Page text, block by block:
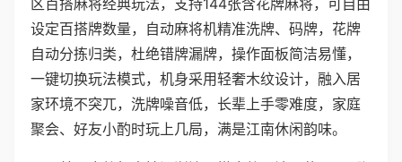
设定百搭牌数量，自动麻将机精准洗牌、码牌，花牌
自动分拣归类，杜绝错牌漏牌，操作面板简洁易懂，
一键切换玩法模式，机身采用轻奢木纹设计，融入居
家环境不突兀，洗牌噪音低，长辈上手零难度，家庭
聚会、好友小酌时玩上几局，满是江南休闲韵味。